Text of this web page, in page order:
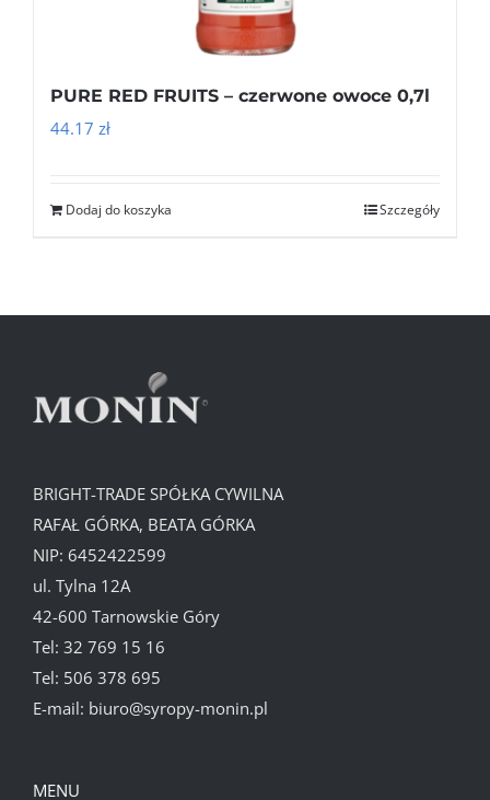
PURE RED FRUITS – czerwone owoce 0,7l
44.17 zł
Dodaj do koszyka Szczegóły
BRIGHT-TRADE SPÓŁKA CYWILNA
RAFAŁ GÓRKA, BEATA GÓRKA
NIP: 6452422599
ul. Tylna 12A
42-600 Tarnowskie Góry
Tel: 32 769 15 16
Tel: 506 378 695
E-mail: biuro@syropy-monin.pl
MENU